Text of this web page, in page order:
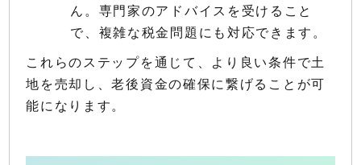
ん。専門家のアドバイスを受けること
で、複雑な税金問題にも対応できます。
これらのステップを通じて、より良い条件で土
地を売却し、老後資金の確保に繋げることが可
能になります。